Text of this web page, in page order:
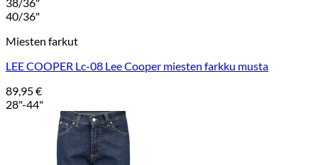
38/36"
40/36"
Miesten farkut
LEE COOPER Lc-08 Lee Cooper miesten farkku musta
89,95€
28"-44"